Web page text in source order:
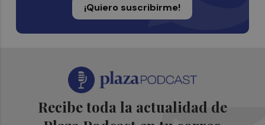
¡Quiero suscribirme!
Recibe toda la actualidad de